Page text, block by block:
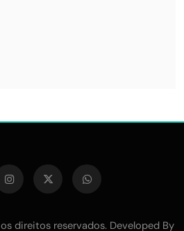
direitos reservados. Developed By